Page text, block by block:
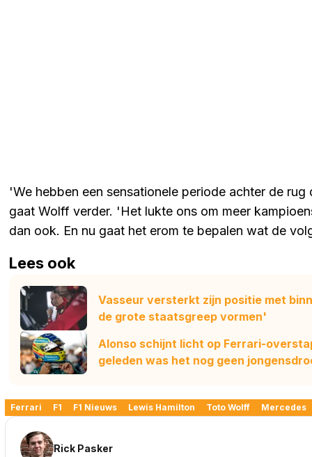
'We hebben een sensationele periode achter de
gaat Wolff verder. 'Het lukte ons om meer
dan ook. En nu gaat het erom te bepalen wat de
Lees ook
Vasseur versterkt zijn positie met
de grote staatsgreep vormen'
Alonso schijnt licht op Ferrari-
geleden was het nog geen
Ferrari F1 F1 Nieuws Lewis Hamilton Toto Wolff Mercedes
Rick Pasker